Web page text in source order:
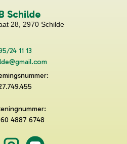
Schilde
28, 2970 Schilde
24 11 13
4887 6748